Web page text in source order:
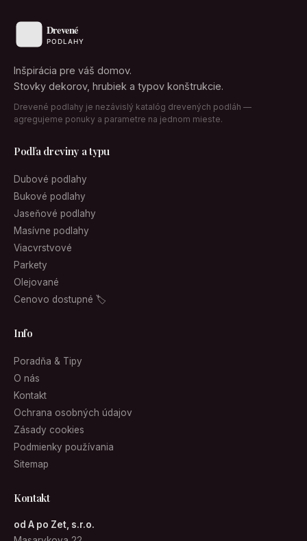
Inšpirácia pre váš domov.
Stovky dekorov, hrubiek a typov konštrukcie.
Drevené podlahy je nezávislý katalóg drevených podláh —
agregujeme ponuky a parametre na jednom mieste.
Podľa dreviny a typu
Dubové podlahy
Bukové podlahy
Jaseňové podlahy
Masívne podlahy
Viacvrstvové
Parkety
Olejované
Cenovo dostupné 🏷
Info
Poradňa & Tipy
O nás
Kontakt
Ochrana osobných údajov
Zásady cookies
Podmienky používania
Sitemap
Kontakt
od A po Zet, s.r.o.